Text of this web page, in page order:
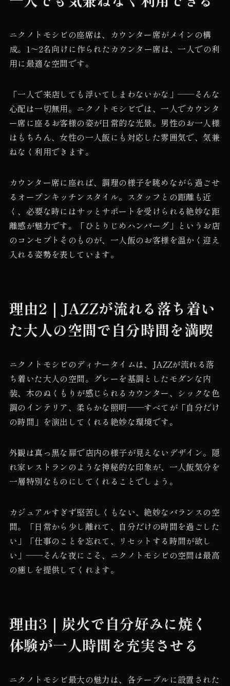
ニクノトモシビの座席は、カウンター席がメインの構
成。1〜2名向けに作られたカウンター席は、一人での利
用に最適な空間です。
「一人で来店しても浮いてしまわないかな」——そんな
心配は一切無用。ニクノトモシビでは、一人でカウンタ
ー席に座るお客様の姿が日常的な光景。男性のお一人様
はもちろん、女性の一人飯にも対応した雰囲気で、気兼
ねなく利用できます。
カウンター席に座れば、調理の様子を眺めながら過ごせ
るオープンキッチンスタイル。スタッフとの距離も近
く、必要な時にはサッとサポートを受けられる絶妙な距
離感が魅力です。「ひとりじめハンバーグ」というお店
のコンセプトそのものが、一人飯のお客様を温かく迎え
入れる姿勢を表しています。
理由2｜JAZZが流れる落ち着い
た大人の空間で自分時間を満喫
ニクノトモシビのディナータイムは、JAZZが流れる落
ち着いた大人の空間。グレーを基調としたモダンな内
装、木のぬくもりが感じられるカウンター、シックな色
調のインテリア、柔らかな照明——すべてが「自分だけ
の時間」を演出してくれる絶妙な環境です。
外観は真っ黒な扉で店内の様子が見えないデザイン。隠
れ家レストランのような神秘的な印象が、一人飯気分を
一層特別なものにしてくれることでしょう。
カジュアルすぎず堅苦しくもない、絶妙なバランスの空
間。「日常から少し離れて、自分だけの時間を過ごした
い」「仕事のことを忘れて、リセットする時間が欲し
い」——そんな夜にこそ、ニクノトモシビの空間は最高
の癒しを提供してくれます。
理由3｜炭火で自分好みに焼く
体験が一人時間を充実させる
ニクノトモシビ最大の魅力は、各テーブルに設置された